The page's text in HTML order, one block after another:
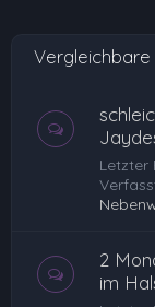
Letzter
2
im